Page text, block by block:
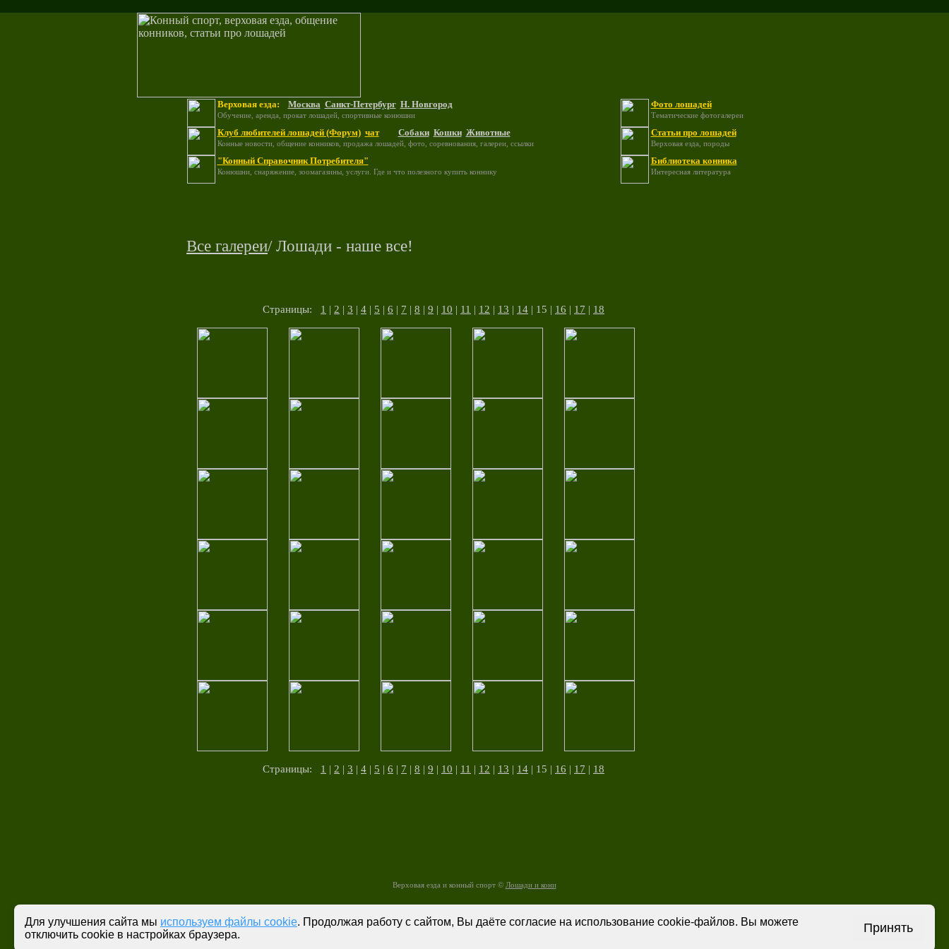
Верховая езда: Москва Санкт-Петербург Н. Новгород
Обучение, аренда, прокат лошадей, спортивные конюшни
Фото лошадей
Тематические фотогалереи
Клуб любителей лошадей (Форум) чат Собаки Кошки Животные
Конные новости, общение конников, продажа лошадей, фото, соревнования, галереи, ссылки
Статьи про лошадей
Верховая езда, породы
"Конный Справочник Потребителя"
Конюшни, снаряжение, зоомагазины, услуги. Где и что полезного купить коннику
Библиотека конника
Интересная литература
Все галереи/ Лошади - наше все!
Страницы: 1 | 2 | 3 | 4 | 5 | 6 | 7 | 8 | 9 | 10 | 11 | 12 | 13 | 14 | 15 | 16 | 17 | 18
Страницы: 1 | 2 | 3 | 4 | 5 | 6 | 7 | 8 | 9 | 10 | 11 | 12 | 13 | 14 | 15 | 16 | 17 | 18
Верховая езда и конный спорт © Лошади и кони
Для улучшения сайта мы используем файлы cookie. Продолжая работу с сайтом, Вы даёте согласие на использование cookie-файлов. Вы можете
отключить cookie в настройках браузера.
Принять